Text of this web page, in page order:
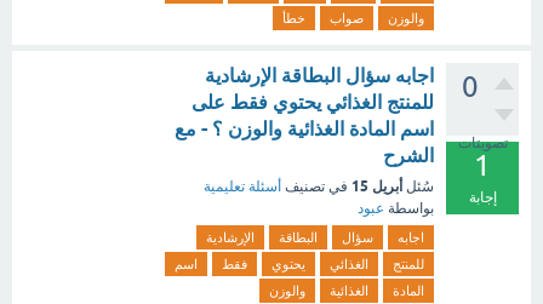
والوزن
صواب خطأ
0
تصويتات
1
إجابة
اجابه سؤال البطاقة الإرشادية
للمنتج الغذائي يحتوي فقط على
اسم المادة الغذائية والوزن ؟ - مع
الشرح
سُئل أبريل 15 في تصنيف أسئلة تعليمية
بواسطة عبود
اجابه سؤال البطاقة
الإرشادية
للمنتج
الغذائي يحتوي فقط
اسم
المادة
الغذائية والوزن